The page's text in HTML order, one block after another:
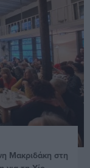
Μακριδάκη στη